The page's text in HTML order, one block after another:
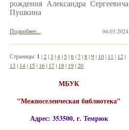
рождения Александра Сергеевича
Пушкина
04.03.2024
Подробнее...
Страницы: 1 |2|3 |4| 5|6|7|8|9| 10| 11 | 12|
13 | 14| 15| 16| 17| 18| 19|20
МБУК
"Межпоселенческая библиотека"
Адрес: 353500, г. Темрюк